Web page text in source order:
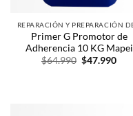
Primer G Promotor de
Adherencia 10 KG Mapei
$64.990 $47.990